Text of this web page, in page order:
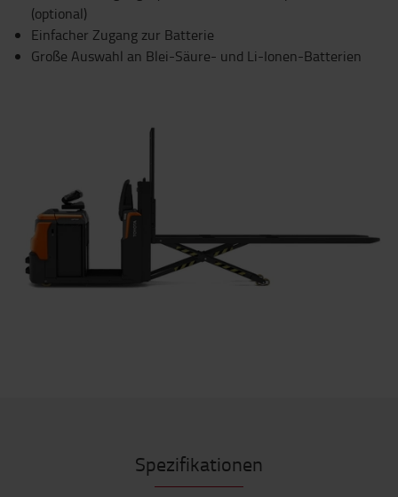
(optional)
Einfacher Zugang zur Batterie
Große Auswahl an Blei-Säure- und Li-Ionen-Batterien
Spezifikationen